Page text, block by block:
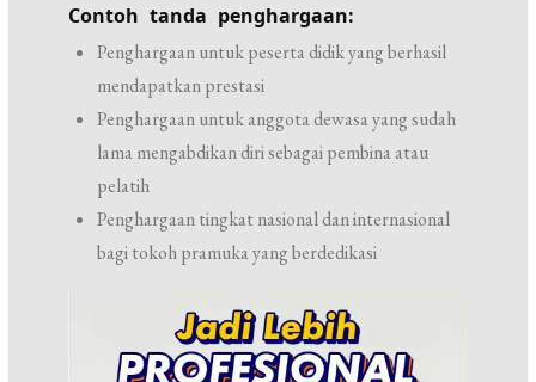
Contoh tanda penghargaan:
Penghargaan untuk peserta didik yang berhasil
mendapatkan prestasi
Penghargaan untuk anggota dewasa yang sudah
lama mengabdikan diri sebagai pembina atau
pelatih
Penghargaan tingkat nasional dan internasional
bagi tokoh pramuka yang berdedikasi